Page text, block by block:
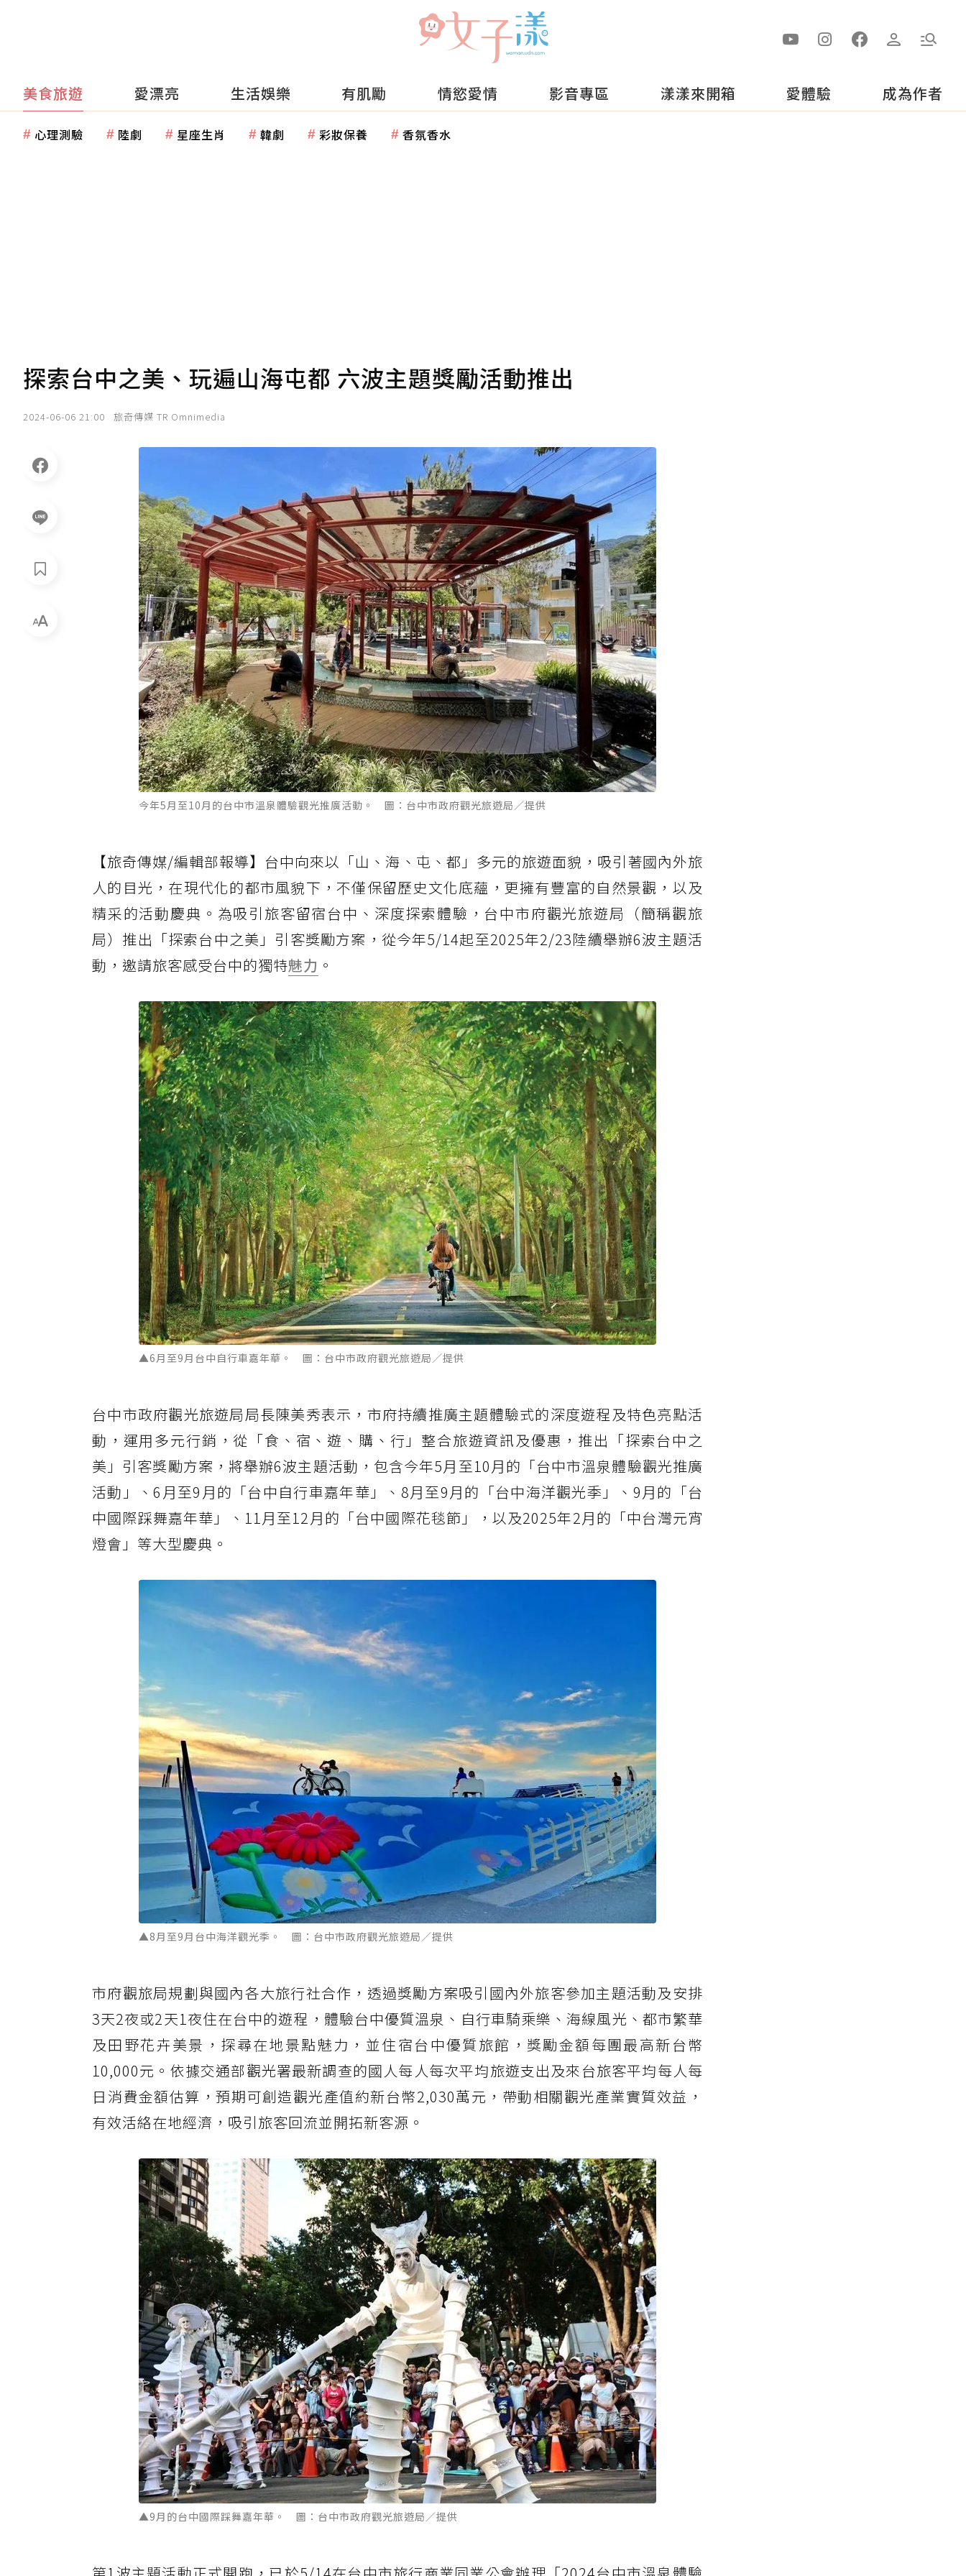
美食旅遊 愛漂亮 生活娛樂 有肌勵 情慾愛情 影音專區 漾漾來開箱 愛體驗 成為作者
心理測驗 陸劇 星座生肖 韓劇 彩妝保養 香氛香水
探索台中之美、玩遍山海屯都 六波主題獎勵活動推出
2024-06-06 21:00 旅奇傳媒 TR Omnimedia
今年5月至10月的台中市溫泉體驗觀光推廣活動。 圖：台中市政府觀光旅遊局／提供
【旅奇傳媒/編輯部報導】台中向來以「山、海、屯、都」多元的旅遊面貌，吸引著國內外旅
人的目光，在現代化的都市風貌下，不僅保留歷史文化底蘊，更擁有豐富的自然景觀，以及
精采的活動慶典。為吸引旅客留宿台中、深度探索體驗，台中市府觀光旅遊局（簡稱觀旅
局）推出「探索台中之美」引客獎勵方案，從今年5/14起至2025年2/23陸續舉辦6波主題活
動，邀請旅客感受台中的獨特魅力 。
▲6月至9月台中自行車嘉年華。 圖：台中市政府觀光旅遊局／提供
台中市政府觀光旅遊局局長陳美秀表示，市府持續推廣主題體驗式的深度遊程及特色亮點活
動，運用多元行銷，從「食、宿、遊、購、行」整合旅遊資訊及優惠，推出「探索台中之
美」引客獎勵方案，將舉辦6波主題活動，包含今年5月至10月的「台中市溫泉體驗觀光推廣
活動」、6月至9月的「台中自行車嘉年華」、8月至9月的「台中海洋觀光季」、9月的「台
中國際踩舞嘉年華」、11月至12月的「台中國際花毯節」，以及2025年2月的「中台灣元宵
燈會」等大型慶典。
▲8月至9月台中海洋觀光季。 圖：台中市政府觀光旅遊局／提供
市府觀旅局規劃與國內各大旅行社合作，透過獎勵方案吸引國內外旅客參加主題活動及安排
3天2夜或2天1夜住在台中的遊程，體驗台中優質溫泉、自行車騎乘樂、海線風光、都市繁華
及田野花卉美景，探尋在地景點魅力，並住宿台中優質旅館，獎勵金額每團最高新台幣
10,000元。依據交通部觀光署最新調查的國人每人每次平均旅遊支出及來台旅客平均每人每
日消費金額估算，預期可創造觀光產值約新台幣2,030萬元，帶動相關觀光產業實質效益，
有效活絡在地經濟，吸引旅客回流並開拓新客源。
▲9月的台中國際踩舞嘉年華。 圖：台中市政府觀光旅遊局／提供